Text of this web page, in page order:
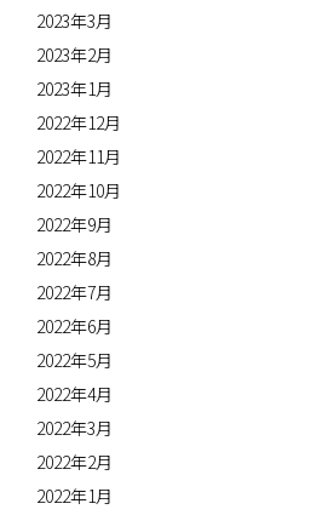
2023年3月
2023年2月
2023年1月
2022年12月
2022年11月
2022年10月
2022年9月
2022年8月
2022年7月
2022年6月
2022年5月
2022年4月
2022年3月
2022年2月
2022年1月